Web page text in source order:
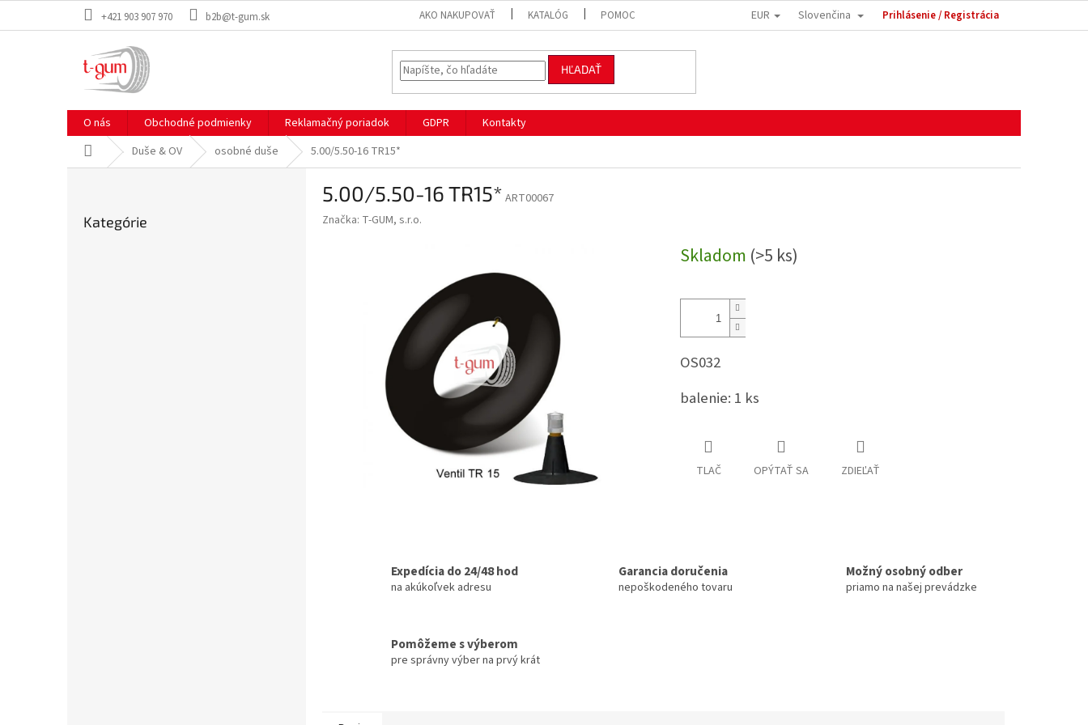
+421 903 907 970 b2b@t-gum.sk AKO NAKUPOVAŤ KATALÓG POMOC EUR Slovenčina Prihlásenie / Registrácia
HĽADAŤ
O nás Obchodné podmienky Reklamačný poriadok GDPR
Kontakty
DomovDuše & OV osobné duše 5.00/5.50-16 TR15*
kategórie
Kategórie
5.00/5.50-16 TR15* ART00067
Značka: T-GUM, s.r.o.
Skladom (>5 ks)
OS032
balenie: 1 ks
TLAČ OPÝTAŤ SA ZDIEĽAŤ
Expedícia do 24/48 hod
na akúkoľvek adresu
Garancia doručenia
nepoškodeného tovaru
Možný osobný odber
priamo na našej prevádzke
Pomôžeme s výberom
pre správny výber na prvý krát